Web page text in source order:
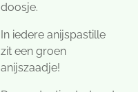
doosje.
In iedere anijspastille
zit een groen
anijszaadje!